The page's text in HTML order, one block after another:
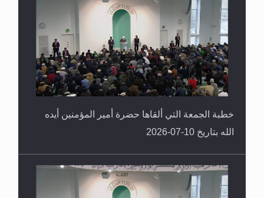
خطبة الجمعة التي ألقاها حضرة أمير المؤمنين أيده
الله بتاريخ 10-07-2026